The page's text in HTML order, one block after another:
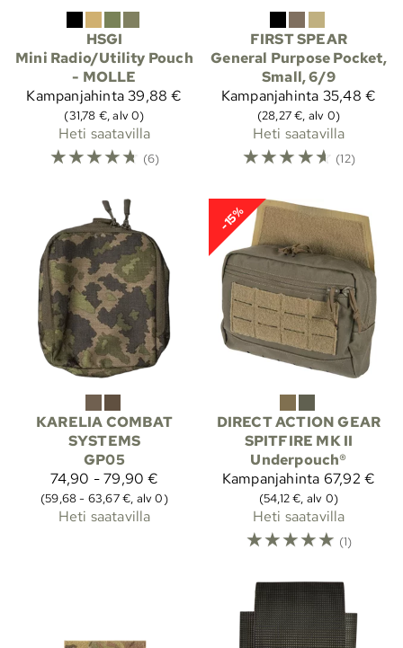
HSGI
Mini Radio/Utility Pouch
- MOLLE
Kampanjahinta39,88 €
(31,78 €, alv 0)
Heti saatavilla
☆☆☆☆☆ (6)
FIRST SPEAR
General Purpose Pocket,
Small, 6/9
Kampanjahinta 35,48 €
(28,27 €, alv 0)
Heti saatavilla
☆☆☆☆☆ (12)
KARELIA COMBAT
SYSTEMS
GP05
74,90 - 79,90 €
(59,68 - 63,67 €, alv 0)
Heti saatavilla
-15%
DIRECT ACTION GEAR
SPITFIRE MK II
Underpouch®
Kampanjahinta 67,92 €
(54,12 €, alv 0)
Heti saatavilla
☆☆☆☆☆ (1)